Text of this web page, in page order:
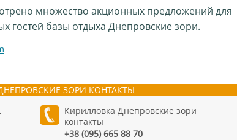
множество акционных предложений для
гостей базы отдыха Днепровские зори.
ЗОРИ КОНТАКТЫ
Кирилловка Днепровские зори
контакты
+38 (095) 665 88 70